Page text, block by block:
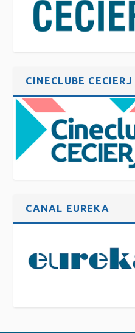
CINECLUBE CECIERJ
CANAL EUREKA